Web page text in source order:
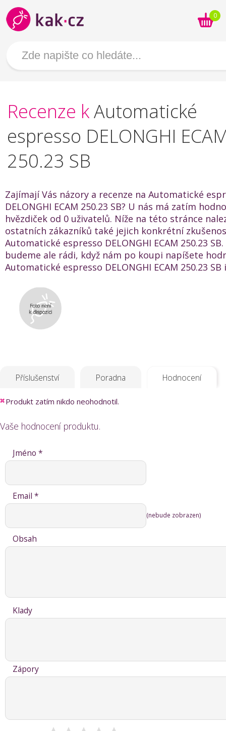
0
Recenze kAutomatické
espresso DELONGHI
250.23 SB
Zajímají Vás názory a recenze na Automatické
DELONGHI ECAM 250.23 SB? U nás má zatím
hvězdiček od 0 uživatelů. Níže na této stránce
ostatních zákazníků také jejich konkrétní
Automatické espresso DELONGHI ECAM 250.23
budeme ale rádi, když nám po koupi napíšete
Automatické espresso DELONGHI ECAM 250.23 SB
Příslušenství Poradna Hodnocení
Produkt zatím nikdo neohodnotil.
Vaše hodnocení produktu.
Jméno *
Email *
(nebude zobrazen)
Obsah
Klady
Zápory